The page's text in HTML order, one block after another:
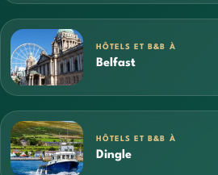
HÔTELS ET B&B À
Belfast
HÔTELS ET B&B À
Dingle